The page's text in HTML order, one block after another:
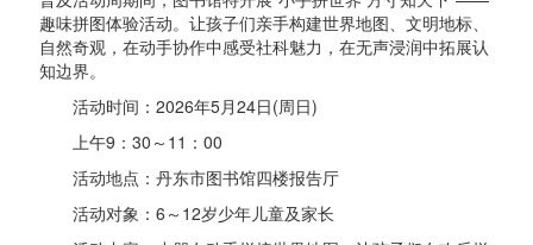
趣味拼图体验活动。让孩子们亲手构建世界地图、文明地标、
自然奇观，在动手协作中感受社科魅力，在无声浸润中拓展认
知边界。
活动时间：2026年5月24日(周日)
上午9：30～11：00
活动地点：丹东市图书馆四楼报告厅
活动对象：6～12岁少年儿童及家长